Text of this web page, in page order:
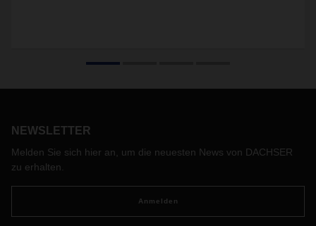
NEWSLETTER
Melden Sie sich hier an, um die neuesten News von DACHSER
zu erhalten.
Anmelden